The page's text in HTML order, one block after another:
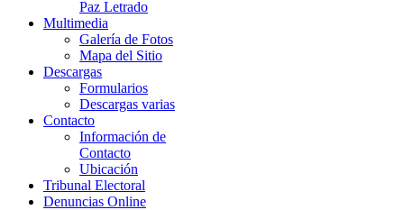
Paz Letrado
Multimedia
Galería de Fotos
Mapa del Sitio
Descargas
Formularios
Descargas varias
Contacto
Información de
Contacto
Ubicación
Tribunal Electoral
Denuncias Online